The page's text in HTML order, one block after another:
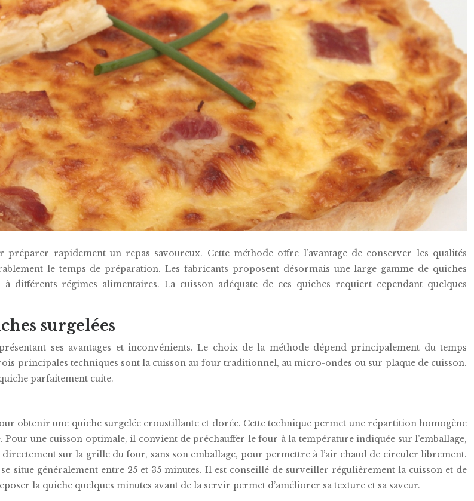
rapidement un repas savoureux. Cette méthode offre l’avantage de conserver les qualités
le temps de préparation. Les fabricants proposent désormais une large gamme de quiches
différents régimes alimentaires. La cuisson adéquate de ces quiches requiert cependant quelques
surgelées
ses avantages et inconvénients. Le choix de la méthode dépend principalement du temps
principales techniques sont la cuisson au four traditionnel, au micro-ondes ou sur plaque de cuisson.
parfaitement cuite.
obtenir une quiche surgelée croustillante et dorée. Cette technique permet une répartition homogène
une cuisson optimale, il convient de préchauffer le four à la température indiquée sur l’emballage,
directement sur la grille du four, sans son emballage, pour permettre à l’air chaud de circuler librement.
situe généralement entre 25 et 35 minutes. Il est conseillé de surveiller régulièrement la cuisson et de
la quiche quelques minutes avant de la servir permet d’améliorer sa texture et sa saveur.